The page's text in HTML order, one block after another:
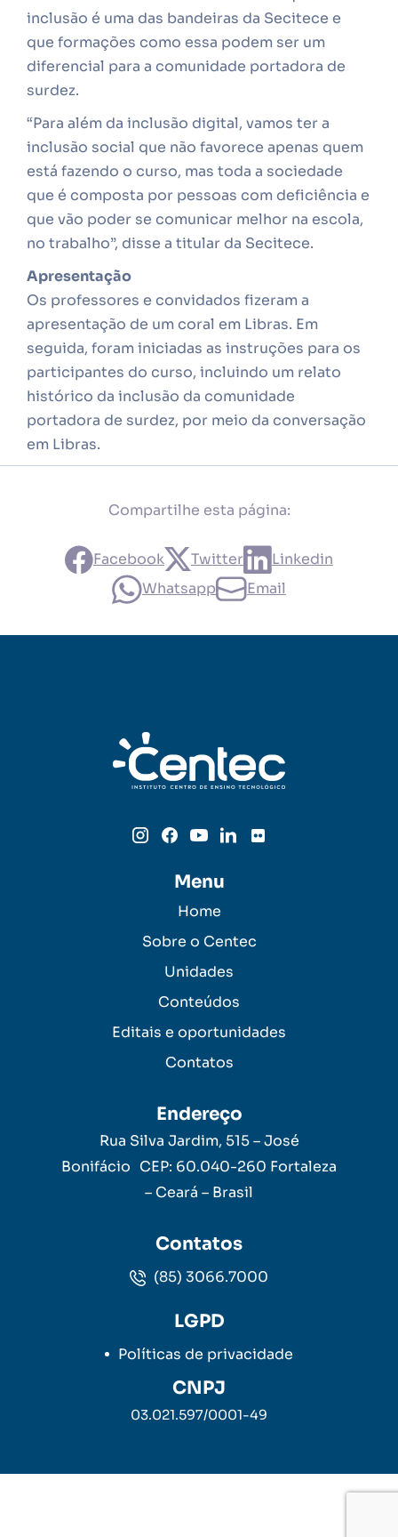
inclusão é uma das bandeiras da Secitece e
que formações como essa podem ser um
diferencial para a comunidade portadora de
surdez.
“Para além da inclusão digital, vamos ter a
inclusão social que não favorece apenas quem
está fazendo o curso, mas toda a sociedade
que é composta por pessoas com deficiência e
que vão poder se comunicar melhor na escola,
no trabalho”, disse a titular da Secitece.
Apresentação
Os professores e convidados fizeram a
apresentação de um coral em Libras. Em
seguida, foram iniciadas as instruções para os
participantes do curso, incluindo um relato
histórico da inclusão da comunidade
portadora de surdez, por meio da conversação
em Libras.
Compartilhe esta página:
Facebook Twitter
Linkedin
Whatsapp
Email
Menu
Home
Sobre o Centec
Unidades
Conteúdos
Editais e oportunidades
Contatos
Endereço
Rua Silva Jardim, 515 – José
Bonifácio CEP: 60.040-260 Fortaleza
– Ceará – Brasil
Contatos
(85) 3066.7000
LGPD
Políticas de privacidade
CNPJ
03.021.597/0001-49